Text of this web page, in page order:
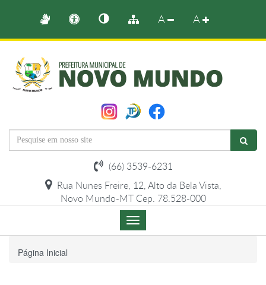
A A
(66) 3539-6231
Rua Nunes Freire, 12, Alto da Bela Vista,
Novo Mundo-MT Cep. 78.528-000
Menu
de
Página Inicial